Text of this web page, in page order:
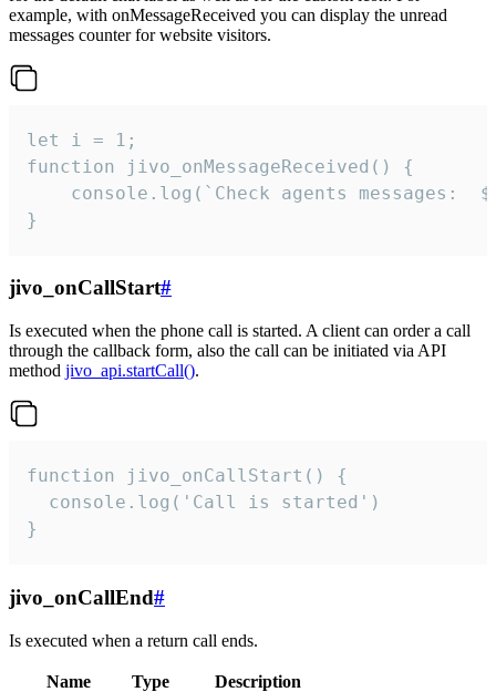
example, with onMessageReceived you can display the unread
messages counter for website visitors.
let i = 1;
function jivo_onMessageReceived() {
}
jivo_onCallStart#
Is executed when the phone call is started. A client can order a call
through the callback form, also the call can be initiated via API
method jivo_api.startCall().
function jivo_onCallStart() {
  console.log('Call is started')
}
jivo_onCallEnd#
Is executed when a return call ends.
Name Type
Description